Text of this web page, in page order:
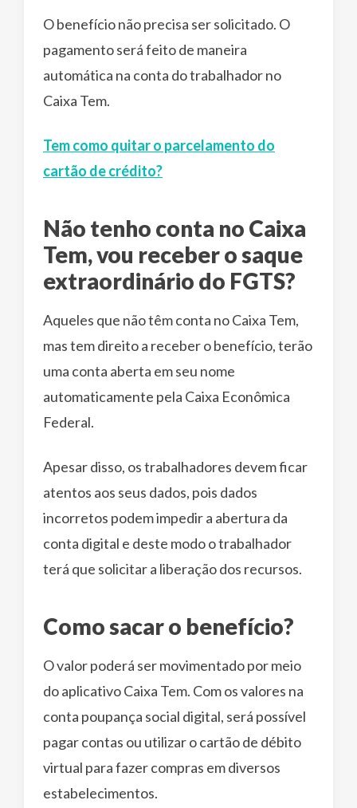
O benefício não precisa ser solicitado. O
pagamento será feito de maneira
automática na conta do trabalhador no
Caixa Tem.
Tem como quitar o parcelamento do
cartão de crédito?
Não tenho conta no Caixa
Tem, vou receber o saque
extraordinário do FGTS?
Aqueles que não têm conta no Caixa Tem,
mas tem direito a receber o benefício, terão
uma conta aberta em seu nome
automaticamente pela Caixa Econômica
Federal.
Apesar disso, os trabalhadores devem ficar
atentos aos seus dados, pois dados
incorretos podem impedir a abertura da
conta digital e deste modo o trabalhador
terá que solicitar a liberação dos recursos.
Como sacar o benefício?
O valor poderá ser movimentado por meio
do aplicativo Caixa Tem. Com os valores na
conta poupança social digital, será possível
pagar contas ou utilizar o cartão de débito
virtual para fazer compras em diversos
estabelecimentos.